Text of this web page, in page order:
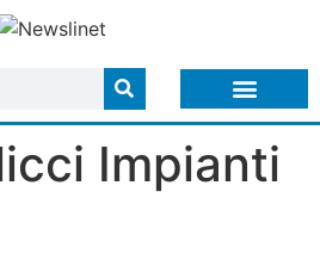
Impianti